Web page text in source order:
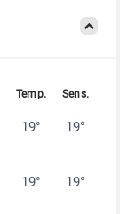
19° 19°
19° 19°